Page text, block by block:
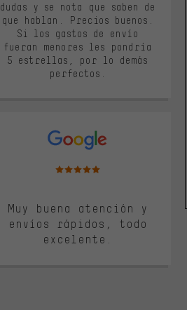
dudas y se nota que saben de
que hablan. Precios buenos.
Si los gastos de envío
fueran menores les pondría
5 estrellas, por lo demás
perfectos.
Valoración media: 5 de 5
Muy buena atención y
envíos rápidos, todo
excelente.